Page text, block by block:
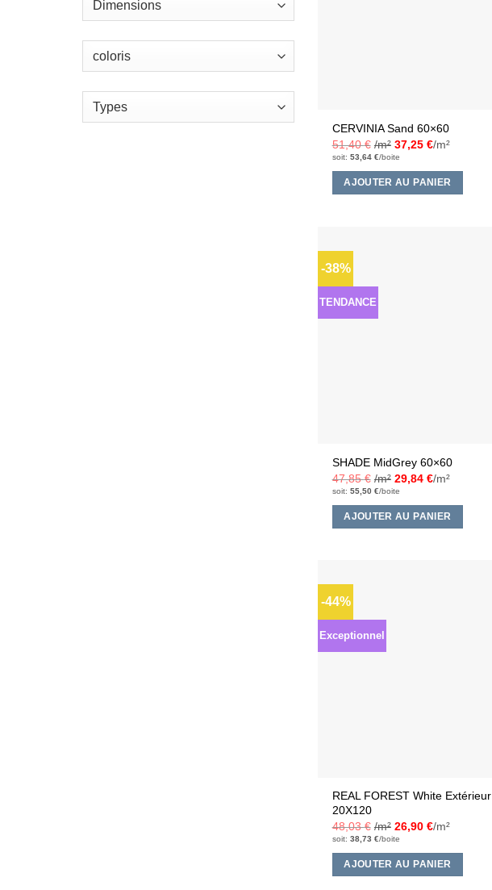
CERVINIA Sand 60×60
51,40€ /m² 37,25 €/m²
soit: 53,64 €/boite
AJOUTER AU PANIER
-38%
TENDANCE
SHADE MidGrey 60×60
47,85€ /m² 29,84 €/m²
soit: 55,50 €/boite
AJOUTER AU PANIER
-44%
Exceptionnel
REAL FOREST White Extérieur
20X120
48,03€ /m² 26,90 €/m²
soit: 38,73 €/boite
AJOUTER AU PANIER